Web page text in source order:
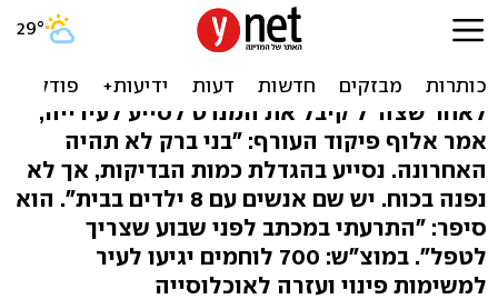
רוב חולי הקורונה טרם התפנו
מבני ברק: כך יפעל צה"ל בעיר
לאחר שצה"ל קיבל את המנדט לסייע לעירייה,
אמר אלוף פיקוד העורף: "בני ברק לא תהיה
האחרונה. נסייע בהגדלת כמות הבדיקות, אך לא
נפנה בכוח. יש שם אנשים עם 8 ילדים בבית". הוא
סיפר: "התרעתי במכתב לפני שבוע שצריך
לטפל". במוצ"ש: 700 לוחמים יגיעו לעיר
למשימות פינוי ועזרה לאוכלוסייה